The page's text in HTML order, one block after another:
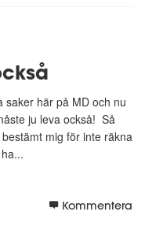
saker här på MD och nu
ju leva också! Så
mig för inte räkna
Kommentera